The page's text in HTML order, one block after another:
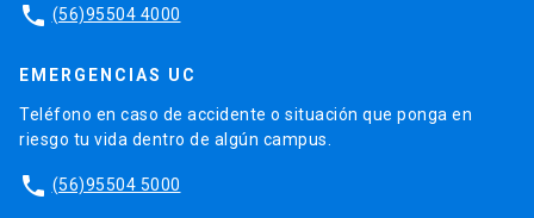
phone (56)95504 4000
EMERGENCIAS UC
Teléfono en caso de accidente o situación que ponga en
riesgo tu vida dentro de algún campus.
phone (56)95504 5000